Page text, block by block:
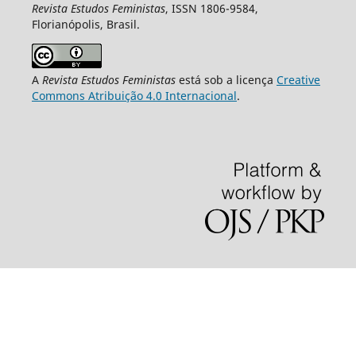
Revista Estudos Feministas, ISSN 1806-9584,
Florianópolis, Brasil.
A Revista Estudos Feministasestá sob a licença Creative
Commons Atribuição 4.0 Internacional.